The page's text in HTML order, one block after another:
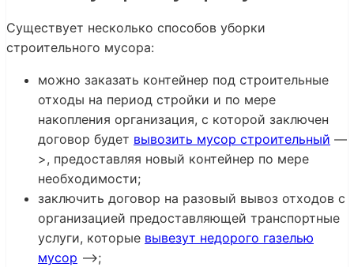
Существует несколько способов уборки
строительного мусора:
можно заказать контейнер под строительные
отходы на период стройки и по мере
накопления организация, с которой заключен
договор будет вывозить мусор строительный —
>, предоставляя новый контейнер по мере
необходимости;
заключить договор на разовый вывоз отходов с
организацией предоставляющей транспортные
услуги, которые вывезут недорого газелью
мусор —>;